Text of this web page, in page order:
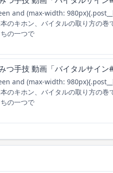
and (max-width:
のキホン、バイタルの取り方の
の一つで
つ手技 動画「バイタルサイン
and (max-width:
のキホン、バイタルの取り方の
の一つで